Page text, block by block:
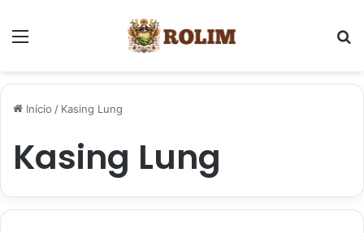
Início / Kasing Lung
Kasing Lung